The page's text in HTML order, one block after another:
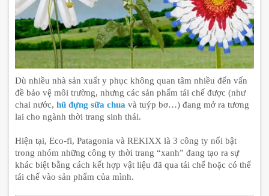
Dù nhiều nhà sản xuất y phục không quan tâm nhiều đến vấn
đề bảo vệ môi trường, nhưng các sản phẩm tái chế được (như
chai nước, hũ đựng sữa chua và tuýp bơ…) đang mở ra tương
lai cho ngành thời trang sinh thái.
Hiện tại, Eco-fi, Patagonia và REKIXX là 3 công ty nổi bật
trong nhóm những công ty thời trang “xanh” đang tạo ra sự
khác biệt bằng cách kết hợp vật liệu đã qua tái chế hoặc có thể
tái chế vào sản phẩm của mình.